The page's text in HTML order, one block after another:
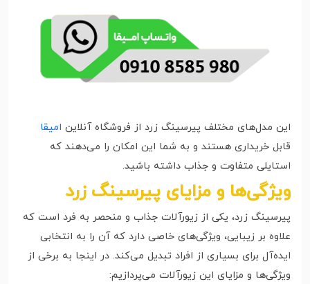
این مدل‌های مختلف پیرسینگ زرد از فروشگاه آنلاین امیقا
قابل خریداری هستند و به شما این امکان را می‌دهند که
استایلی متفاوت و جذاب داشته باشید.
ویژگی‌ها و مزایای پیرسینگ زرد
پیرسینگ زرد، یکی از زیورآلات جذاب و منحصر به فرد است که
علاوه بر زیبایی، ویژگی‌های خاصی دارد که آن را به انتخابی
ایده‌آل برای بسیاری از افراد تبدیل می‌کند. در اینجا به برخی از
ویژگی‌ها و مزایای این زیورآلات می‌پردازیم: